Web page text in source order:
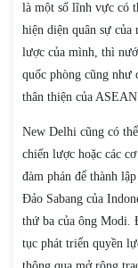
là một số lĩnh vực có
hiện diện quân sự
lược của mình, thì
quốc phòng cũng như
thân thiện của
New Delhi cũng có
chiến lược hoặc các
đàm phán để thành
Đảo Sabang của
thứ ba của ông Modi.
tục phát triển quyền